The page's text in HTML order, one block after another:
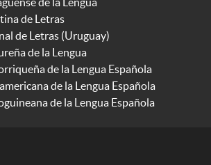
de Letras
de Letras (Uruguay)
de la Lengua
de la Lengua Española
de la Lengua Española
de la Lengua Española